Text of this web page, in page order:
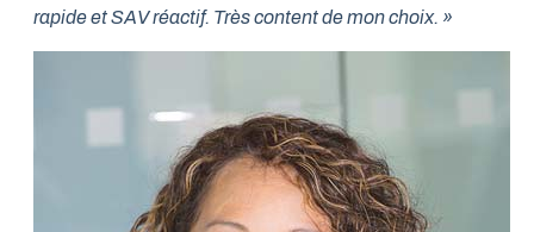
rapide et SAV réactif. Très content de mon choix. »